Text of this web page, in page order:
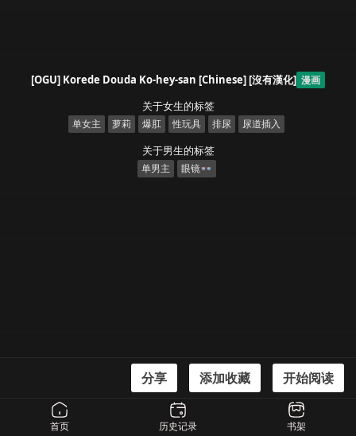
[OGU] Korede Douda Ko-hey-san [Chinese] [沒有漢化] 漫画
关于女生的标签
单女主 萝莉 爆肛 性玩具 排尿 尿道插入
关于男生的标签
单男主 眼镜👓
[OGU] Korede Douda Ko-hey-san [Chinese] [沒有漢化]
[おぐ] これでどうだコーヘイさん！ [中国翻訳]
分享 添加收藏 开始阅读
首页 历史记录 书架